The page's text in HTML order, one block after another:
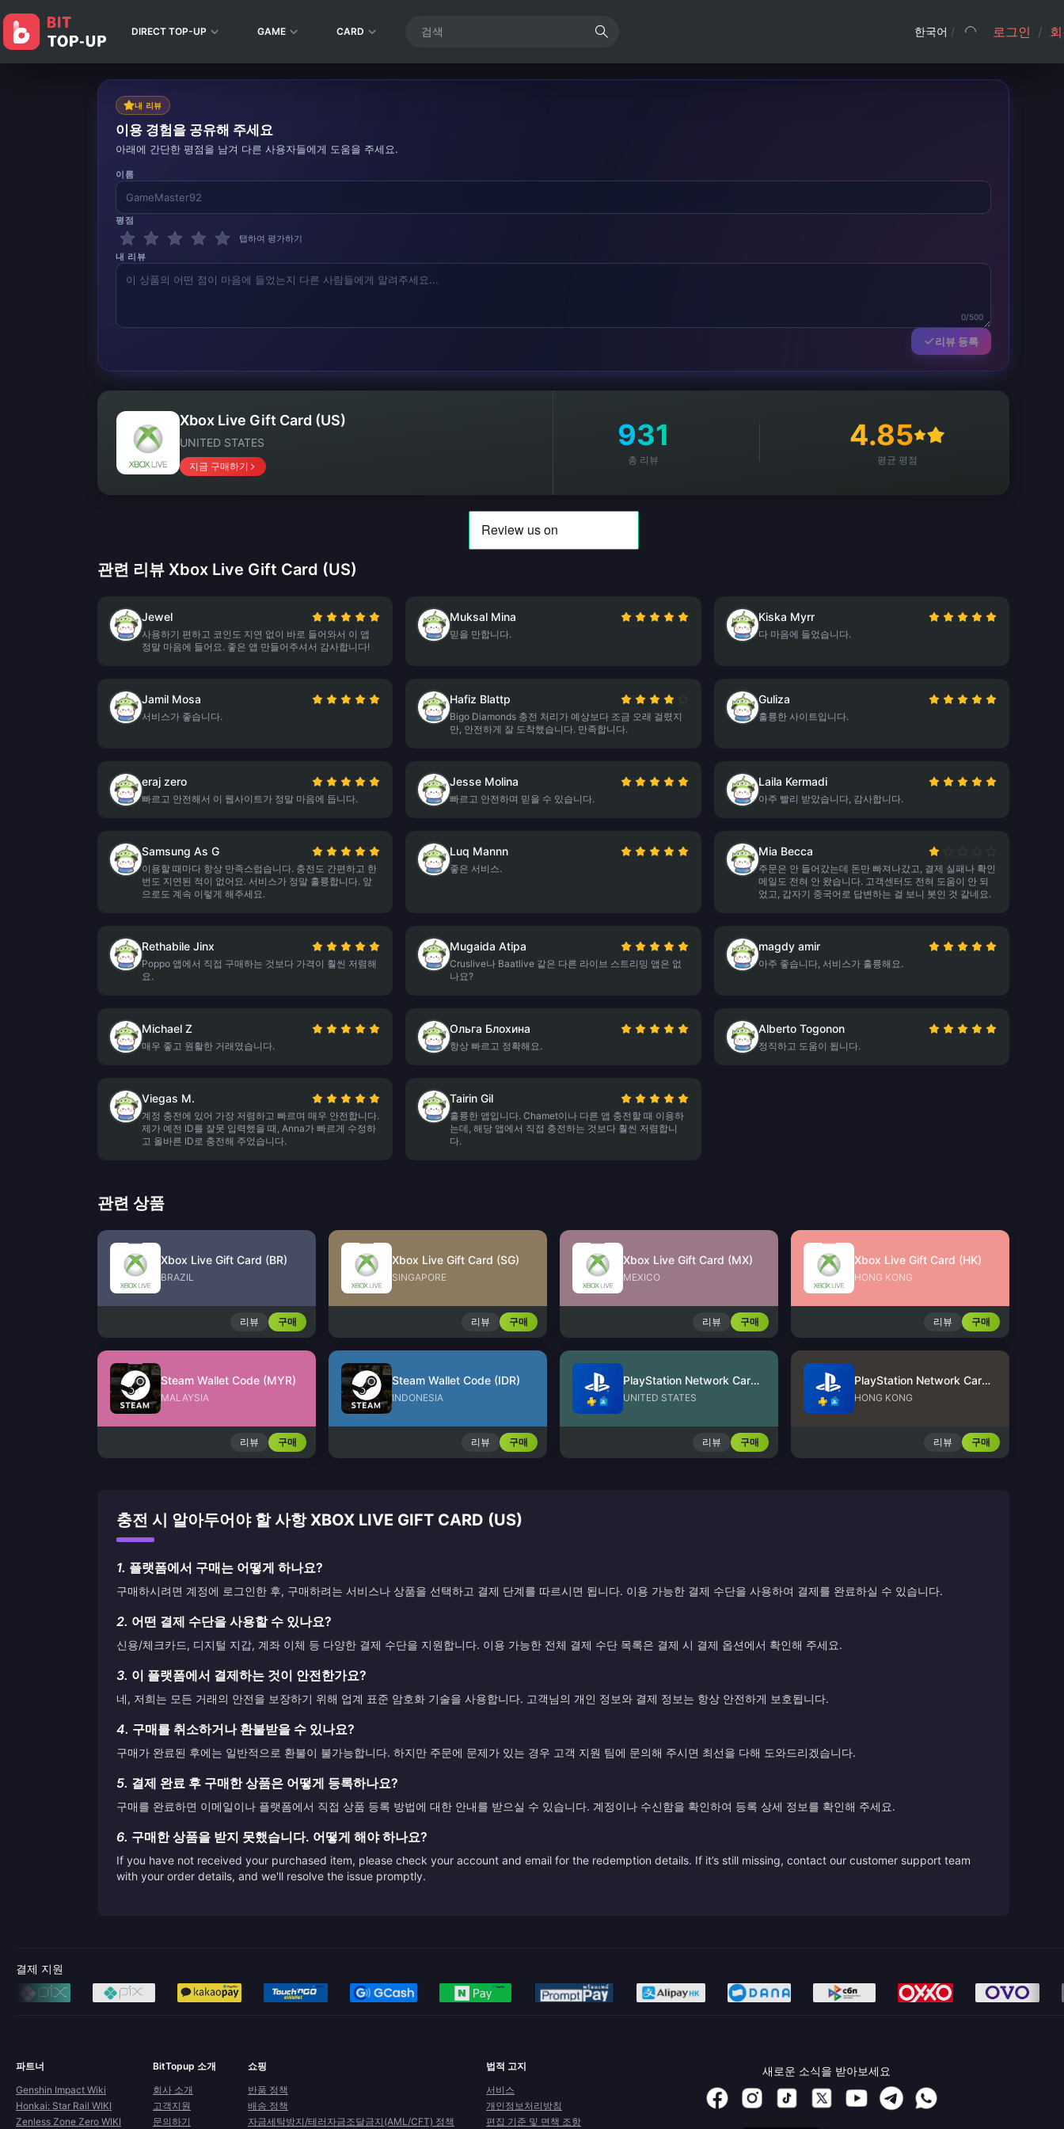
DIRECT TOP-UP GAME CARD 한국어 / 로그인 /
내 리뷰
이용 경험을 공유해 주세요
아래에 간단한 평점을 남겨 다른 사용자들에게 도움을 주세요.
이름
평점
탭하여 평가하기
내 리뷰
0/500
리뷰 등록
Xbox Live Gift Card (US)
UNITED STATES
지금 구매하기
931
총 리뷰
4.85
평균 평점
관련 리뷰 Xbox Live Gift Card (US)
Jewel
사용하기 편하고 코인도 지연 없이 바로 들어와서 이 앱
정말 마음에 들어요. 좋은 앱 만들어주셔서 감사합니다!
Muksal Mina
믿을 만합니다.
Kiska Myrr
다 마음에 들었습니다.
Jamil Mosa
서비스가 좋습니다.
Hafiz Blattp
Bigo Diamonds 충전 처리가 예상보다 조금 오래 걸렸지
만, 안전하게 잘 도착했습니다. 만족합니다.
Guliza
훌륭한 사이트입니다.
eraj zero
빠르고 안전해서 이 웹사이트가 정말 마음에 듭니다.
Jesse Molina
빠르고 안전하며 믿을 수 있습니다.
Laila Kermadi
아주 빨리 받았습니다, 감사합니다.
Samsung As G
이용할 때마다 항상 만족스럽습니다. 충전도 간편하고 한
번도 지연된 적이 없어요. 서비스가 정말 훌륭합니다. 앞
으로도 계속 이렇게 해주세요.
Luq Mannn
좋은 서비스.
Mia Becca
주문은 안 들어갔는데 돈만 빠져나갔고, 결제 실패나 확인
메일도 전혀 안 왔습니다. 고객센터도 전혀 도움이 안 되
었고, 갑자기 중국어로 답변하는 걸 보니 봇인 것 같네요.
Rethabile Jinx
Poppo 앱에서 직접 구매하는 것보다 가격이 훨씬 저렴해
요.
Mugaida Atipa
Cruslive나 Baatlive 같은 다른 라이브 스트리밍 앱은 없
나요?
magdy amir
아주 좋습니다, 서비스가 훌륭해요.
Michael Z
매우 좋고 원활한 거래였습니다.
Ольга Блохина
항상 빠르고 정확해요.
Alberto Togonon
정직하고 도움이 됩니다.
Viegas M.
계정 충전에 있어 가장 저렴하고 빠르며 매우 안전합니다.
제가 예전 ID를 잘못 입력했을 때, Anna가 빠르게 수정하
고 올바른 ID로 충전해 주었습니다.
Tairin Gil
훌륭한 앱입니다. Chamet이나 다른 앱 충전할 때 이용하
는데, 해당 앱에서 직접 충전하는 것보다 훨씬 저렴합니
다.
관련 상품
Xbox Live Gift Card (BR)
BRAZIL
리뷰 구매
Xbox Live Gift Card (SG)
SINGAPORE
리뷰 구매
Xbox Live Gift Card (MX)
MEXICO
리뷰 구매
Xbox Live Gift Card (HK)
HONG KONG
리뷰 구매
Steam Wallet Code (MYR)
MALAYSIA
리뷰 구매
Steam Wallet Code (IDR)
INDONESIA
리뷰 구매
PlayStation Network Card (US)
UNITED STATES
리뷰 구매
PlayStation Network Card (HK)
HONG KONG
리뷰 구매
충전 시 알아두어야 할 사항 XBOX LIVE GIFT CARD (US)
1. 플랫폼에서 구매는 어떻게 하나요?
구매하시려면 계정에 로그인한 후, 구매하려는 서비스나 상품을 선택하고 결제 단계를 따르시면 됩니다. 이용 가능한 결제 수단을 사용하여 결제를 완료하실 수 있습니다.
2. 어떤 결제 수단을 사용할 수 있나요?
신용/체크카드, 디지털 지갑, 계좌 이체 등 다양한 결제 수단을 지원합니다. 이용 가능한 전체 결제 수단 목록은 결제 시 결제 옵션에서 확인해 주세요.
3. 이 플랫폼에서 결제하는 것이 안전한가요?
네, 저희는 모든 거래의 안전을 보장하기 위해 업계 표준 암호화 기술을 사용합니다. 고객님의 개인 정보와 결제 정보는 항상 안전하게 보호됩니다.
4. 구매를 취소하거나 환불받을 수 있나요?
구매가 완료된 후에는 일반적으로 환불이 불가능합니다. 하지만 주문에 문제가 있는 경우 고객 지원 팀에 문의해 주시면 최선을 다해 도와드리겠습니다.
5. 결제 완료 후 구매한 상품은 어떻게 등록하나요?
구매를 완료하면 이메일이나 플랫폼에서 직접 상품 등록 방법에 대한 안내를 받으실 수 있습니다. 계정이나 수신함을 확인하여 등록 상세 정보를 확인해 주세요.
6. 구매한 상품을 받지 못했습니다. 어떻게 해야 하나요?
If you have not received your purchased item, please check your account and email for the redemption details. If it’s still missing, contact our customer support team
with your order details, and we'll resolve the issue promptly.
결제 지원
파트너
Genshin Impact Wiki
Honkai: Star Rail WIKI
Zenless Zone Zero WIKI
BitTopup 소개
회사 소개
고객지원
문의하기
쇼핑
반품 정책
배송 정책
자금세탁방지/테러자금조달금지(AML/CFT) 정책
법적 고지
서비스
개인정보처리방침
편집 기준 및 면책 조항
새로운 소식을 받아보세요